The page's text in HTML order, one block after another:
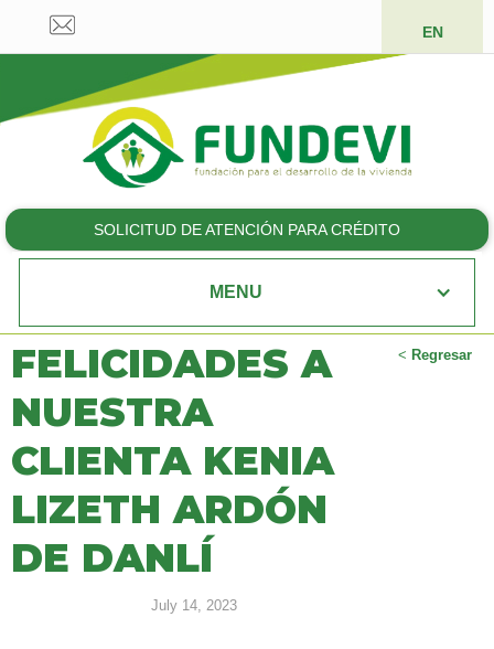
EN
SOLICITUD DE ATENCIÓN PARA CRÉDITO
MENU
< Regresar
FELICIDADES A
NUESTRA
CLIENTA KENIA
LIZETH ARDÓN
DE DANLÍ
July 14, 2023